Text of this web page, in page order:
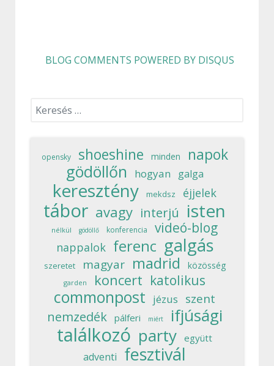
BLOG COMMENTS POWERED BY DISQUS
Keresés...
opensky shoeshine minden napok
gödöllőn hogyan galga
keresztény mekdsz éjjelek
tábor avagy interjú isten
nélkül gödöllő konferencia videó-blog
nappalok ferenc galgás
szeretet magyar madrid közösség
garden koncert katolikus
commonpost jézus szent
nemzedék pálferi miért ifjúsági
találkozó party együtt
adventi fesztivál